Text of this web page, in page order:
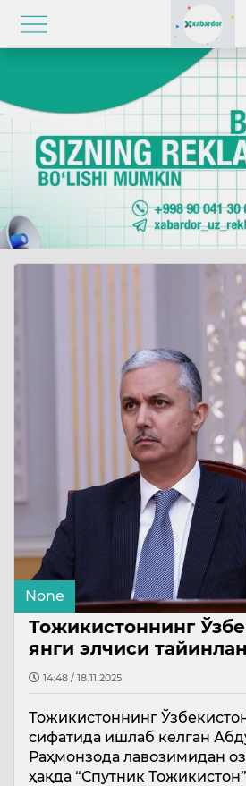
None
Тожикистоннинг
янги элчиси
14:48 / 18.11.2025
Тожикистоннинг
сифатида ишлаб келган
Раҳмонзода лавозимидан
ҳақда “Спутник